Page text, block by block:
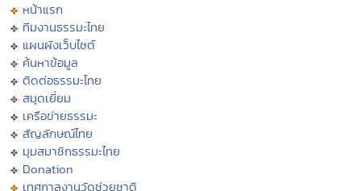
หน้าแรก
ทีมงานธรรมะไทย
แผนผังเว็บไซต์
ค้นหาข้อมูล
ติดต่อธรรมะไทย
สมุดเยี่ยม
เครือข่ายธรรมะ
สัญลักษณ์ไทย
มุมสมาชิกธรรมะไทย
Donation
เทศกาลงานวัดช่วยชาติ